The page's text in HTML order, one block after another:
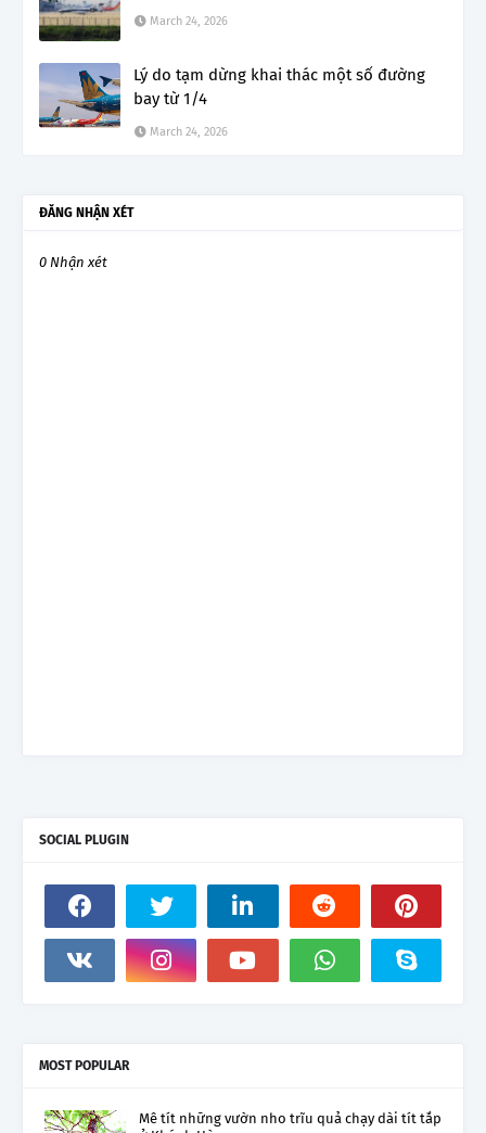
March 24, 2026
Lý do tạm dừng khai thác một số đường
bay từ 1/4
March 24, 2026
ĐĂNG NHẬN XÉT
0 Nhận xét
SOCIAL PLUGIN
MOST POPULAR
Mê tít những vườn nho trĩu quả chạy dài tít tắp